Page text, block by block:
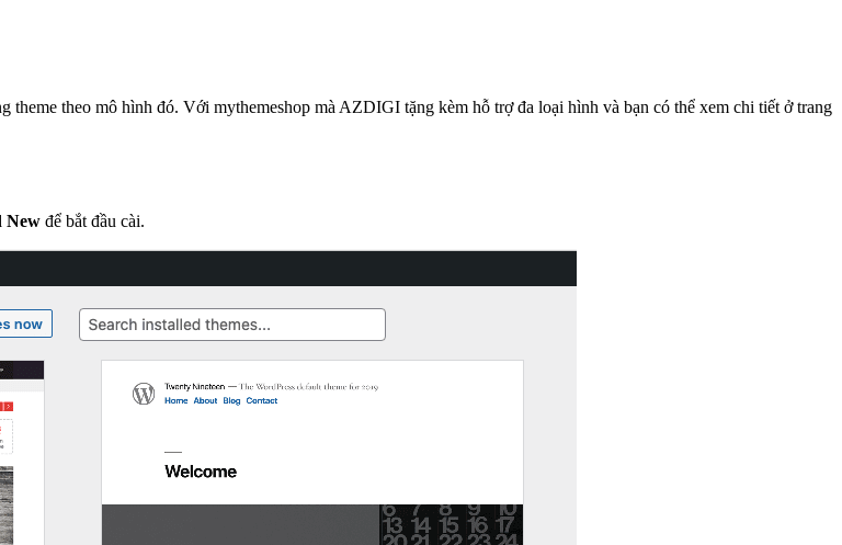
theo mô hình đó. Với mythemeshop mà AZDIGI tặng kèm hỗ trợ đa loại hình và bạn có thể xem chi tiết ở trang
New để bắt đầu cài.